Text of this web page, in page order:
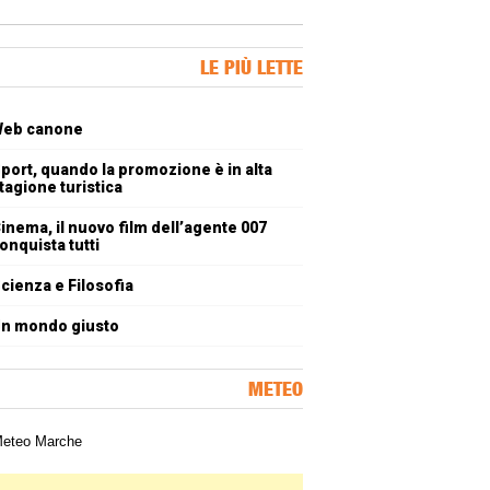
LE PIÙ LETTE
canone
quando la promozione è in alta
turistica
il nuovo film dell’agente 007
tutti
e Filosofia
mondo giusto
METEO
meteorologica delle Marche